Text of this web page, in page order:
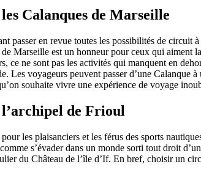
Calanques de Marseille
passer en revue toutes les possibilités de
Marseille est un honneur pour ceux qui aiment
ce ne sont pas les activités qui manquent en
Les voyageurs peuvent passer d’une Calanque
souhaite vivre une expérience de voyage
de Frioul
les plaisanciers et les férus des sports
s’évader dans un monde sorti tout droit
du Château de l’île d’If. En bref, choisir un